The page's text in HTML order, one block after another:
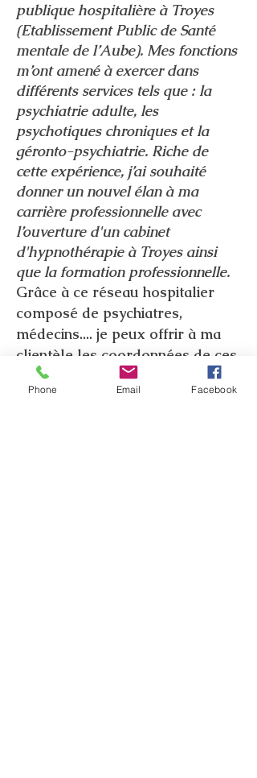
publique hospitalière à Troyes
(Etablissement Public de Santé
mentale de l’Aube). Mes fonctions
m’ont amené à exercer dans
différents services tels que : la
psychiatrie adulte, les
psychotiques chroniques et la
géronto-psychiatrie. Riche de
cette expérience, j’ai souhaité
donner un nouvel élan à ma
carrière professionnelle avec
l’ouverture d'un cabinet
d'hypnothérapie à Troyes ainsi
que la formation professionnelle.
Grâce à ce réseau hospitalier
composé de psychiatres,
médecins.... je peux offrir à ma
clientèle les coordonnées de ces
professionnels de santé pour un
suivi complémentaire si
Phone Email Facebook